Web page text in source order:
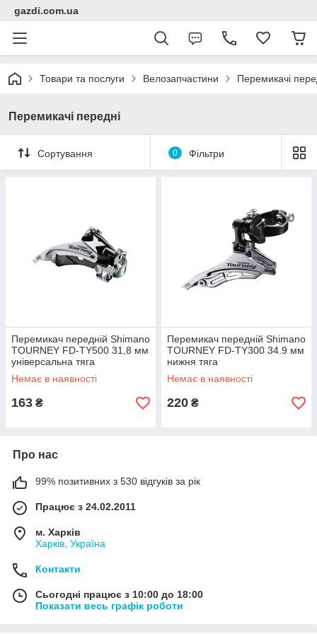
gazdi.com.ua
Товари та послуги Велозапчастини Перемикачі
Перемикачі передні
Сортування 0 Фільтри
Перемикач передній Shimano
TOURNEY FD-TY500 31,8 мм
універсальна тяга
Немає в наявності
163 ₴
Перемикач передній Shimano
TOURNEY FD-TY300 34.9 мм
нижня тяга
Немає в наявності
220 ₴
Про нас
99% позитивних з 530 відгуків за рік
Працює з 24.02.2011
м. Харків
Харків, Україна
Контакти
Сьогодні працює з 10:00 до 18:00
Показати весь графік роботи